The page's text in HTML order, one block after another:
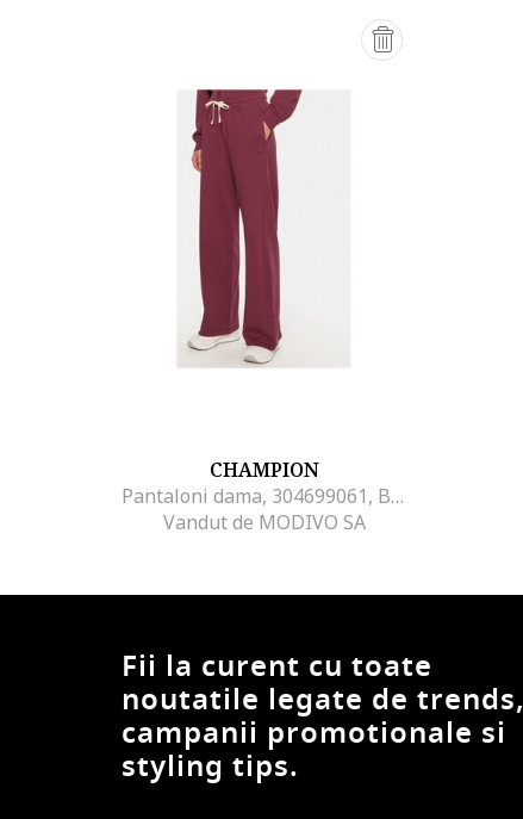
CHAMPION
Pantaloni dama, 304699061, Bumbac, Negru, Negru
Vandut de MODIVO SA
Fii la curent cu toate
noutatile legate de trends,
campanii promotionale si
styling tips.